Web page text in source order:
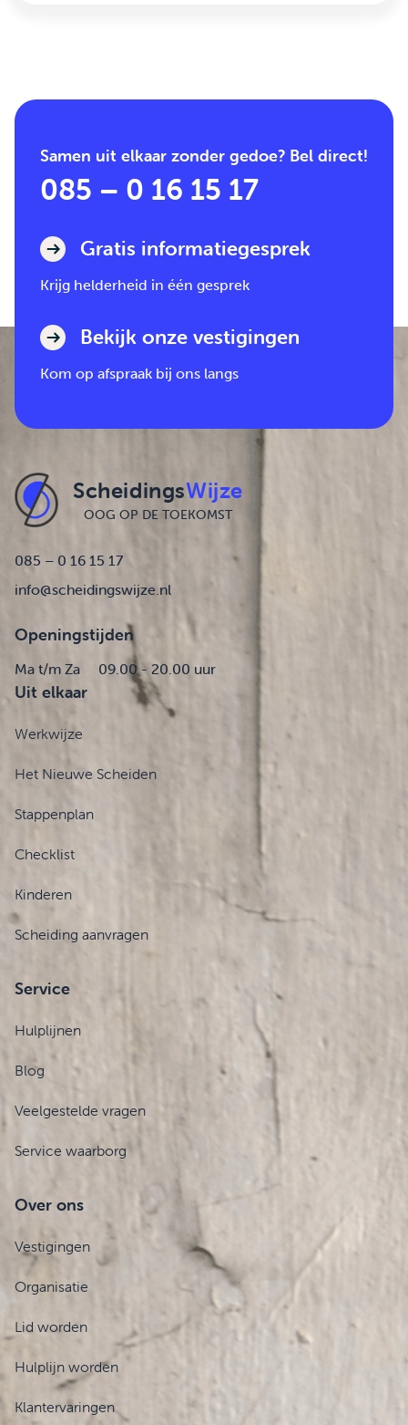
Samen uit elkaar zonder gedoe? Bel direct!
085 – 0 16 15 17
Gratis informatiegesprek
Krijg helderheid in één gesprek
Bekijk onze vestigingen
Kom op afspraak bij ons langs
ScheidingsWijze
OOG OP DE TOEKOMST
085 – 0 16 15 17
info@scheidingswijze.nl
Openingstijden
Ma t/m Za 09.00 - 20.00 uur
Uit elkaar
Werkwijze
Het Nieuwe Scheiden
Stappenplan
Checklist
Kinderen
Scheiding aanvragen
Service
Hulplijnen
Blog
Veelgestelde vragen
Service waarborg
Over ons
Vestigingen
Organisatie
Lid worden
Hulplijn worden
Klantervaringen